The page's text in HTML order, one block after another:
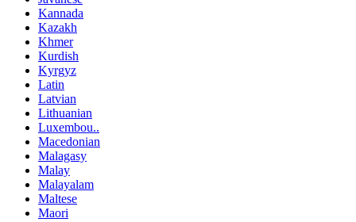
Kannada
Kazakh
Khmer
Kurdish
Kyrgyz
Latin
Latvian
Lithuanian
Luxembou..
Macedonian
Malagasy
Malay
Malayalam
Maltese
Maori